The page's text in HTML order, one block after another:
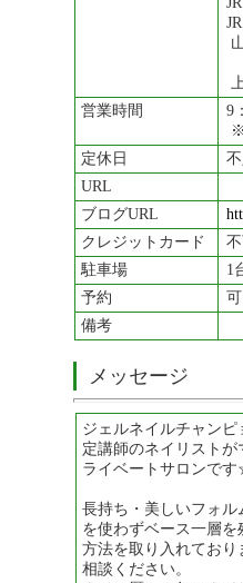
営業時間
9
定休日
URL
ブログURL
クレジットカード
駐車場
1
予約
可
備考
メッセージ
ジェルネイルチャン
定講師のネイリスト
ライベートサロンで
長持ち・美しいフォ
を使わずベース一層
方法を取り入れてお
相談ください。